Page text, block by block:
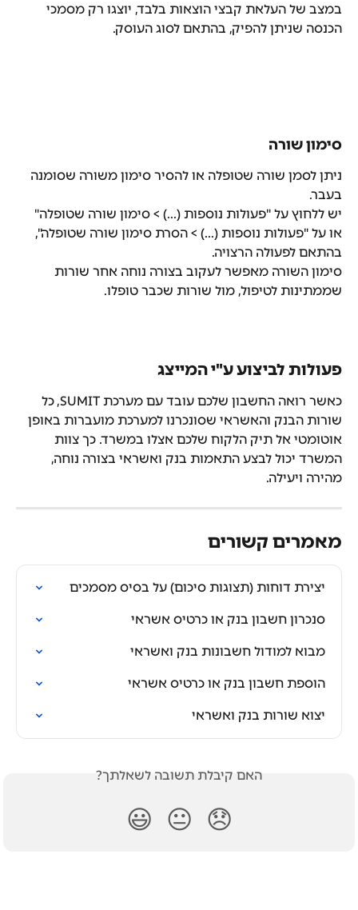
במצב של העלאת קבצי הוצאות בלבד, יוצגו רק מסמכי
הכנסה שניתן להפיק, בהתאם לסוג העוסק.
סימון שורה
ניתן לסמן שורה שטופלה או להסיר סימון משורה שסומנה
בעבר.
יש ללחוץ על "פעולות נוספות (...) > סימון שורה שטופלה"
או על "פעולות נוספות (...) > הסרת סימון שורה שטופלה",
בהתאם לפעולה הרצויה.
סימון השורה מאפשר לעקוב בצורה נוחה אחר שורות
שממתינות לטיפול, מול שורות שכבר טופלו.
פעולות לביצוע ע"י המייצג
כאשר רואה החשבון שלכם עובד עם מערכת SUMIT, כל
שורות הבנק והאשראי שסונכרנו למערכת מועברות באופן
אוטומטי אל תיק הלקוח שלכם אצלו במשרד. כך צוות
המשרד יכול לבצע התאמות בנק ואשראי בצורה נוחה,
מהירה ויעילה.
מאמרים קשורים
יצירת דוחות (תצוגות סיכום) על בסיס מסמכים
סנכרון חשבון בנק או כרטיס אשראי
מבוא למודול חשבונות בנק ואשראי
הוספת חשבון בנק או כרטיס אשראי
יצוא שורות בנק ואשראי
האם קיבלת תשובה לשאלתך?
😞
😐
😃